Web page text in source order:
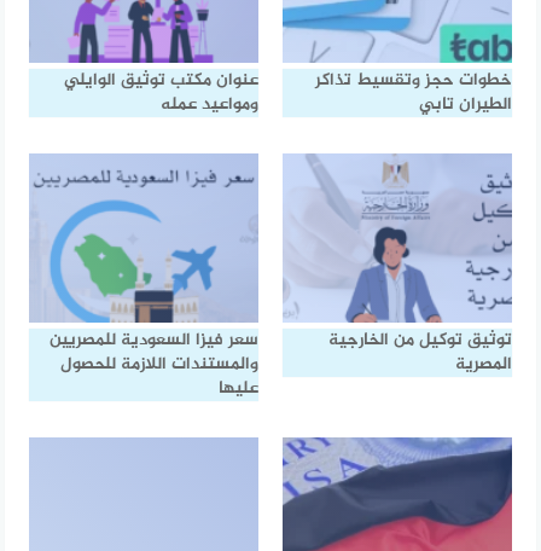
خطوات حجز وتقسيط تذاكر
الطيران تابي
عنوان مكتب توثيق الوايلي
ومواعيد عمله
توثيق توكيل من الخارجية
المصرية
سعر فيزا السعودية للمصريين
والمستندات اللازمة للحصول
عليها